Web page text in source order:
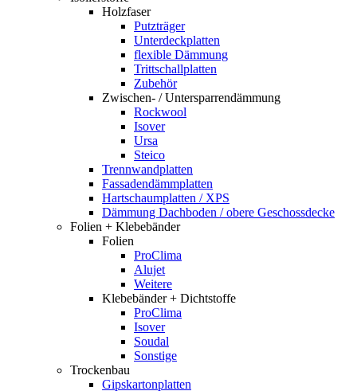
Holzfaser
Putzträger
Unterdeckplatten
flexible Dämmung
Trittschallplatten
Zubehör
Zwischen- / Untersparrendämmung
Rockwool
Isover
Ursa
Steico
Trennwandplatten
Fassadendämmplatten
Hartschaumplatten / XPS
Dämmung Dachboden / obere Geschossdecke
Folien + Klebebänder
Folien
ProClima
Alujet
Weitere
Klebebänder + Dichtstoffe
ProClima
Isover
Soudal
Sonstige
Trockenbau
Gipskartonplatten